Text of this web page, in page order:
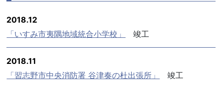
2018.12
「いすみ市夷隅地域統合小学校」
竣工
2018.11
「習志野市中央消防署 谷津奏の杜出張所」
竣工